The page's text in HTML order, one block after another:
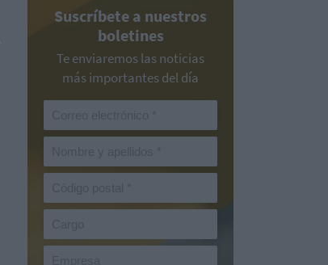
Suscríbete a nuestros
boletines
Te enviaremos las noticias
más importantes del día